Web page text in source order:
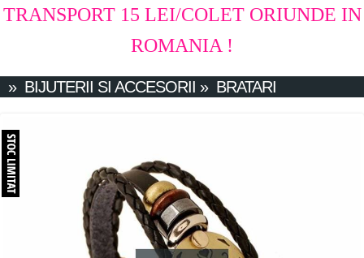
TRANSPORT 15 LEI/COLET ORIUNDE IN
ROMANIA !
» BIJUTERII SI ACCESORII » BRATARI